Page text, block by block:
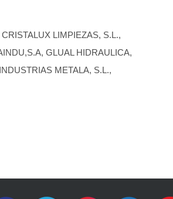
LIMPIEZAS, S.L.,
GLUAL HIDRAULICA,
METALA, S.L.,